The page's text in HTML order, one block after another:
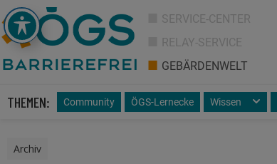
SERVICE-CENTER
RELAY-SERVICE
GEBÄRDENWELT
THEMEN: Community ÖGS-Lernecke Wissen
Archiv